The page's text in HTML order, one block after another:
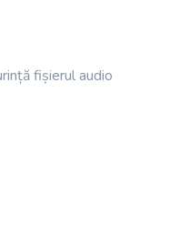
fișierul audio